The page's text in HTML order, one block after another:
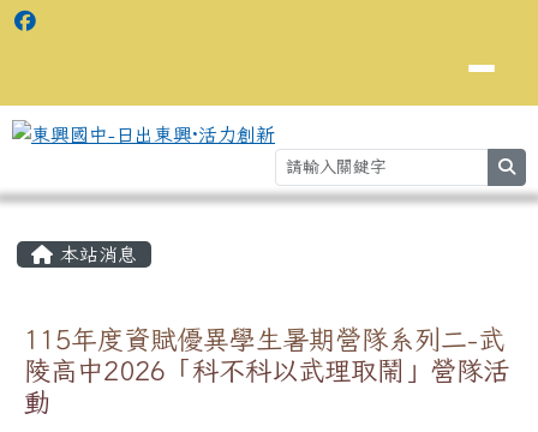
本站消息
115年度資賦優異學生暑期營隊系列二-武
陵高中2026「科不科以武理取鬧」營隊活
動